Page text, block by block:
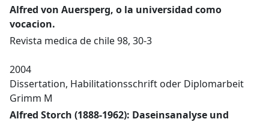
Alfred von Auersperg, o la universidad como
vocacion.
Revista medica de chile 98, 30-3
2004
Dissertation, Habilitationsschrift oder Diplomarbeit
Grimm M
Alfred Storch (1888-1962): Daseinsanalyse und